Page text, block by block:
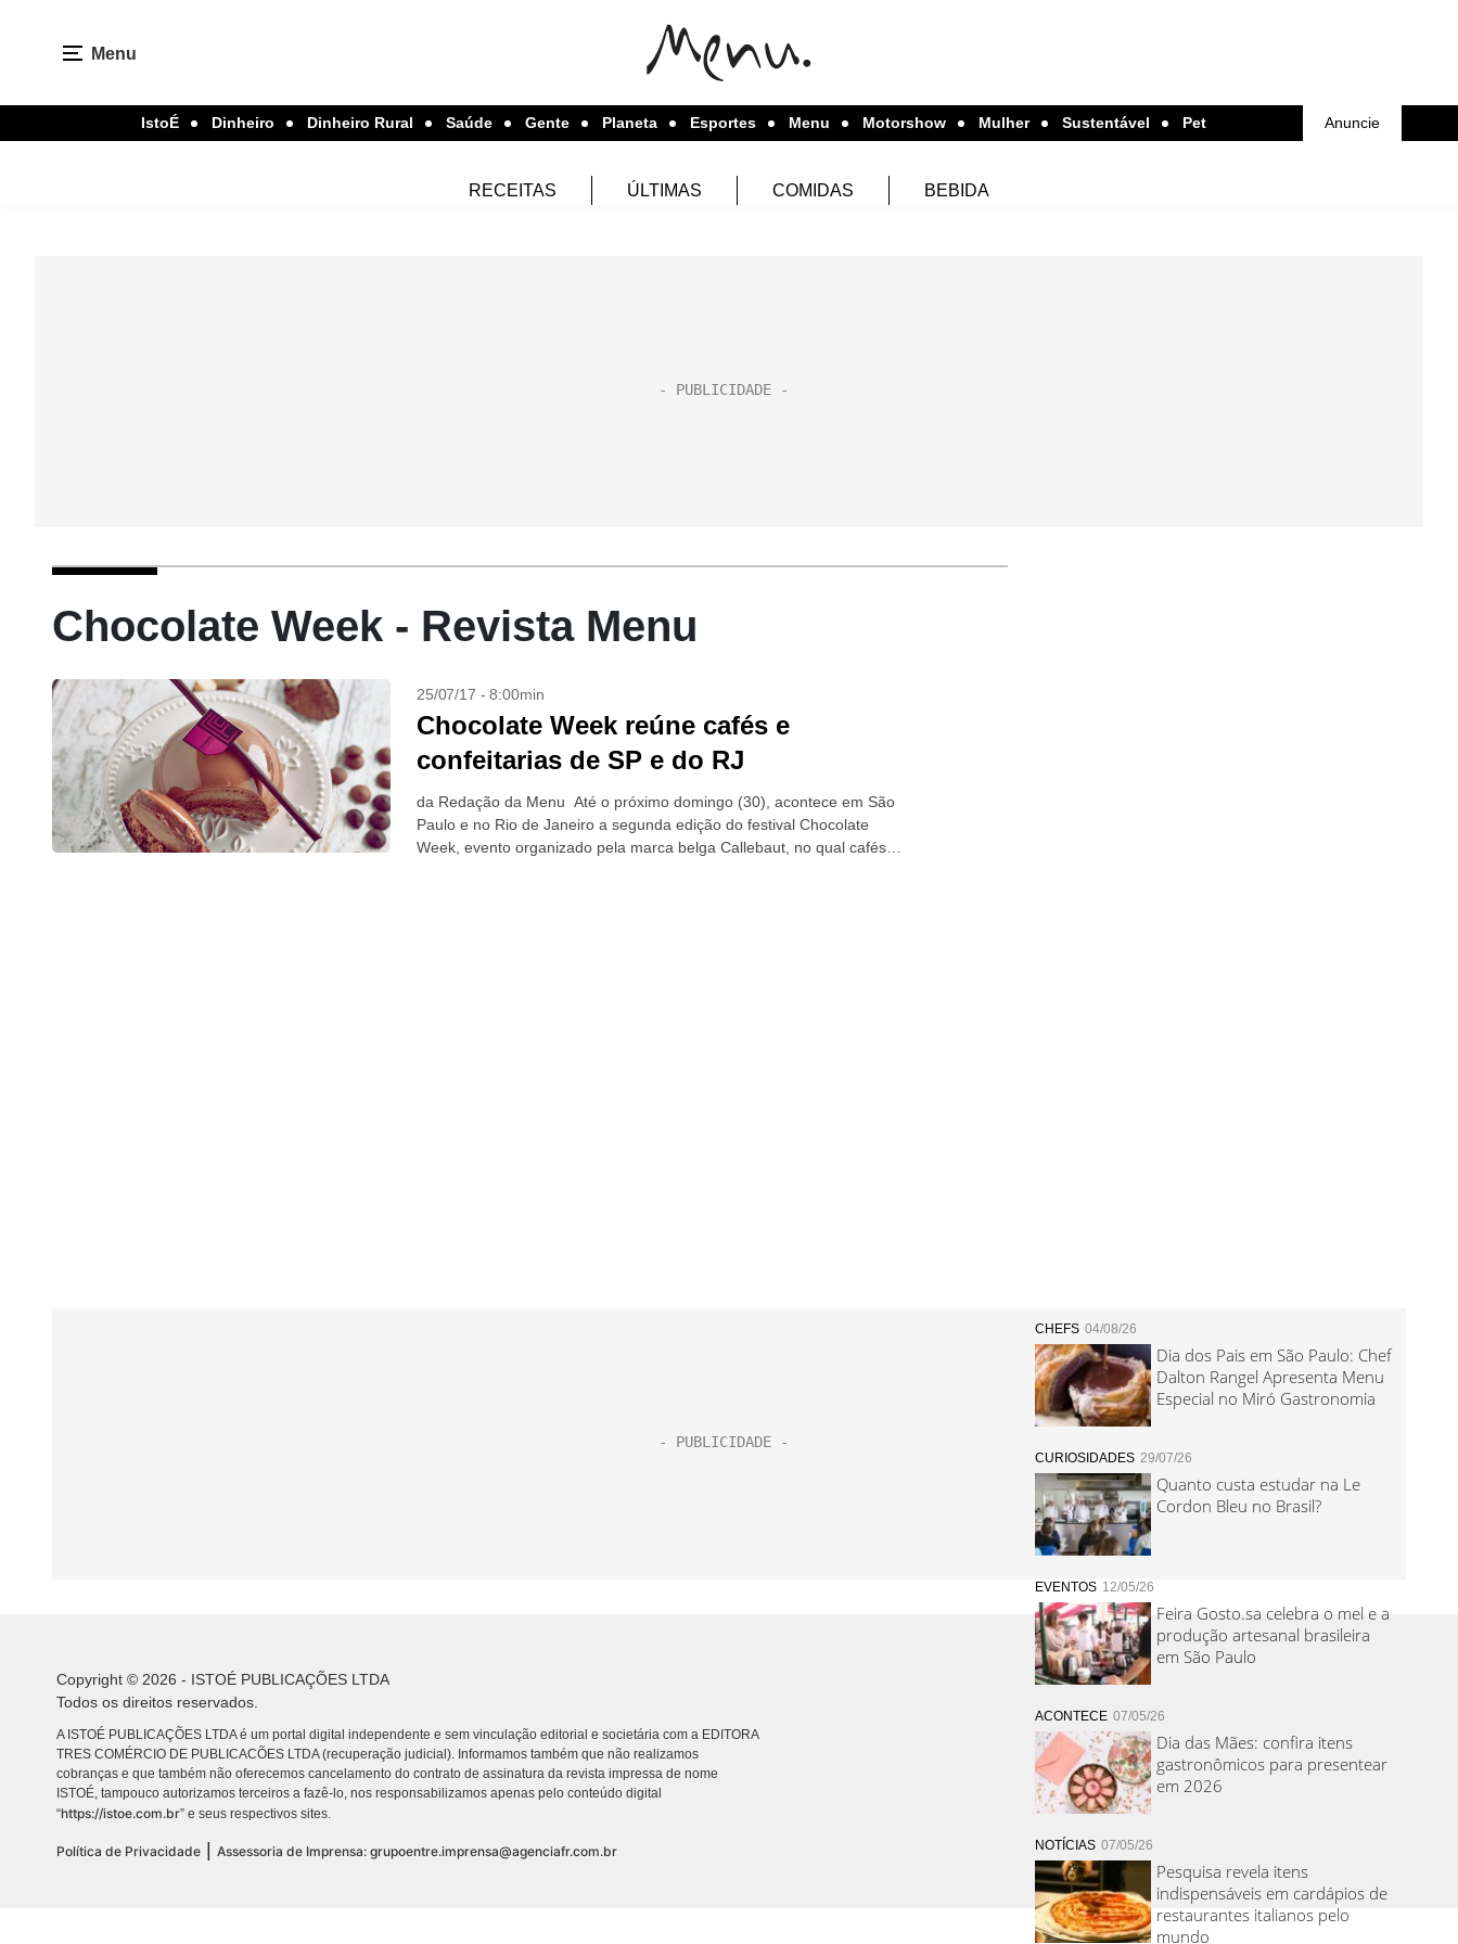
Menu
IstoÉ Dinheiro Dinheiro Rural Saúde Gente Planeta Esportes Menu Motorshow Mulher Sustentável Pet Anuncie
RECEITAS ÚLTIMAS COMIDAS BEBIDA
Chocolate Week - Revista Menu
25/07/17 - 8:00min
Chocolate Week reúne cafés e
confeitarias de SP e do RJ
da Redação da Menu Até o próximo domingo (30), acontece em São
Paulo e no Rio de Janeiro a segunda edição do festival Chocolate
Week, evento organizado pela marca belga Callebaut, no qual cafés
CHEFS 04/08/26
Dia dos Pais em São Paulo: Chef
Dalton Rangel Apresenta Menu
Especial no Miró Gastronomia
CURIOSIDADES 29/07/26
Quanto custa estudar na Le
Cordon Bleu no Brasil?
EVENTOS 12/05/26
Feira Gosto.sa celebra o mel e a
produção artesanal brasileira
em São Paulo
ACONTECE 07/05/26
Dia das Mães: confira itens
gastronômicos para presentear
em 2026
NOTÍCIAS 07/05/26
Pesquisa revela itens
indispensáveis em cardápios de
restaurantes italianos pelo
mundo
Copyright © 2026 - ISTOÉ PUBLICAÇÕES LTDA
Todos os direitos reservados.
A ISTOÉ PUBLICAÇÕES LTDA é um portal digital independente e sem vinculação editorial e societária com a EDITORA
TRES COMÉRCIO DE PUBLICACÕES LTDA (recuperação judicial). Informamos também que não realizamos
cobranças e que também não oferecemos cancelamento do contrato de assinatura da revista impressa de nome
ISTOÉ, tampouco autorizamos terceiros a fazê-lo, nos responsabilizamos apenas pelo conteúdo digital
“https://istoe.com.br” e seus respectivos sites.
Política de Privacidade Assessoria de Imprensa: grupoentre.imprensa@agenciafr.com.br